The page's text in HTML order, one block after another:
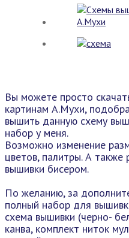
Вы можете просто
картинам А.Мухи,
вышить данную схему
набор у меня.
Возможно изменение
цветов, палитры. А также
вышивки бисером.
По желанию, за
полный набор для
схема вышивки (черно-
канва, комплект ниток